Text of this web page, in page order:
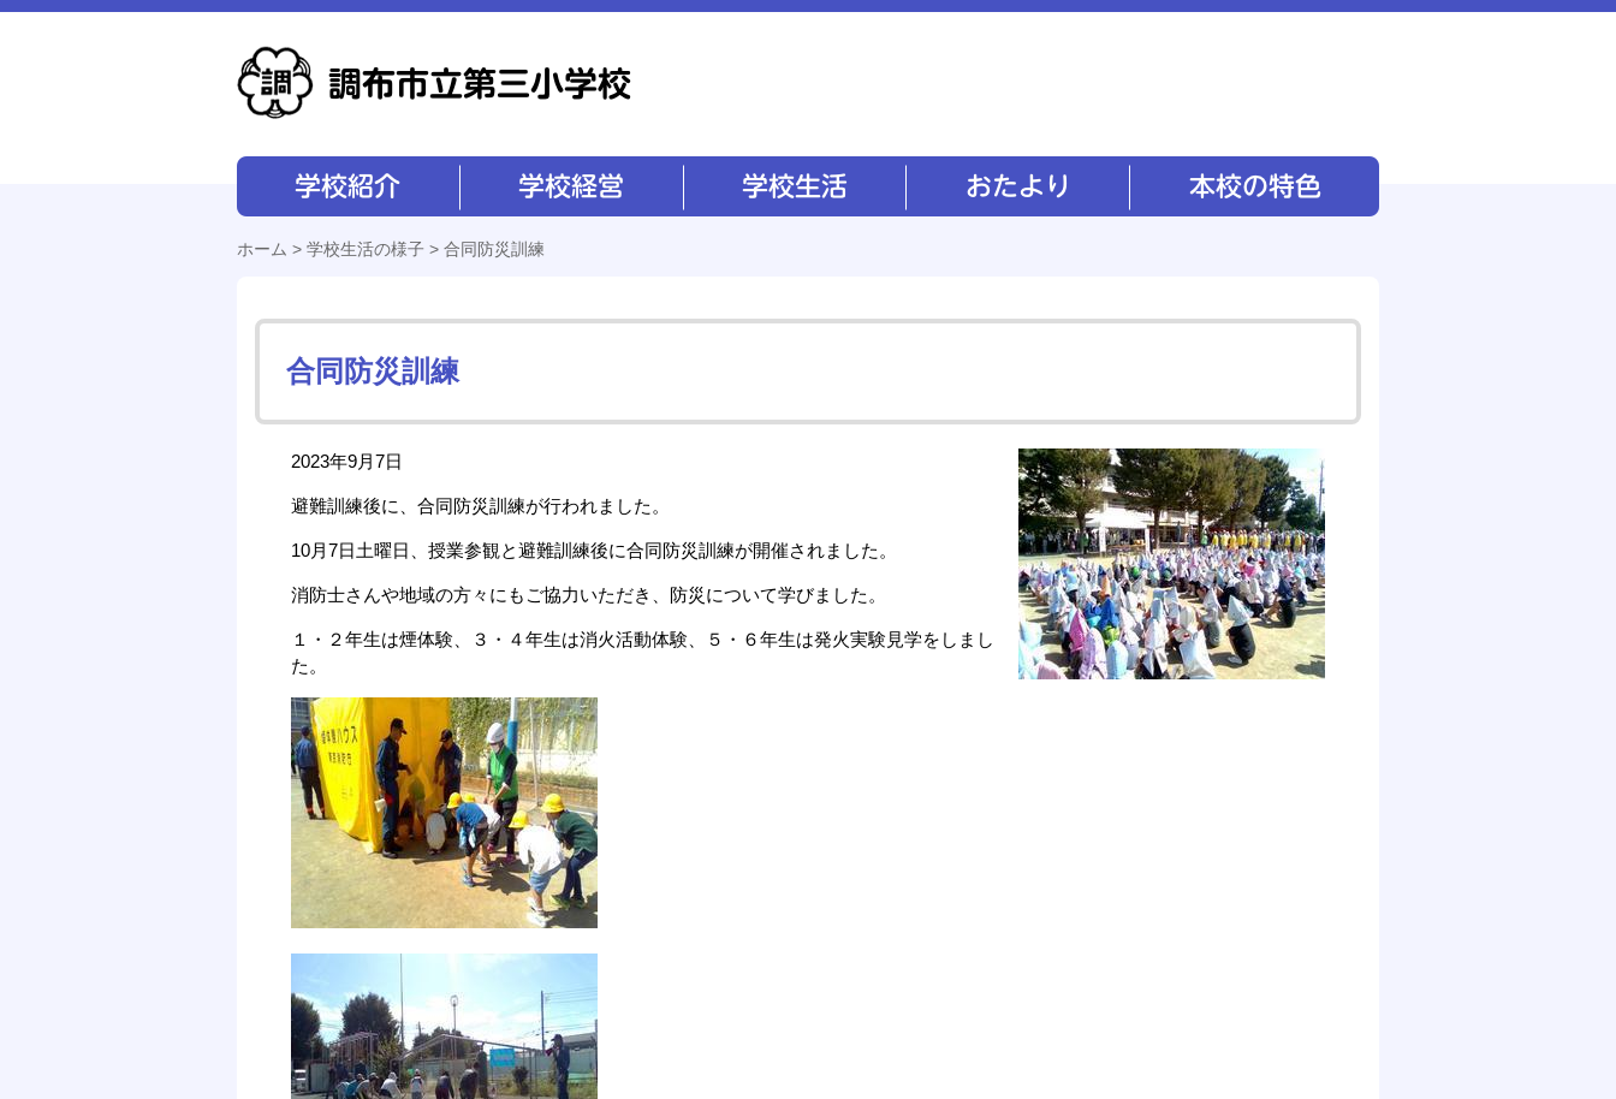
ホーム > 学校生活の様子 > 合同防災訓練
合同防災訓練
2023年9月7日
避難訓練後に、合同防災訓練が行われました。
10月7日土曜日、授業参観と避難訓練後に合同防災訓練が開催されました。
消防士さんや地域の方々にもご協力いただき、防災について学びました。
１・２年生は煙体験、３・４年生は消火活動体験、５・６年生は発火実験見学をしまし
た。